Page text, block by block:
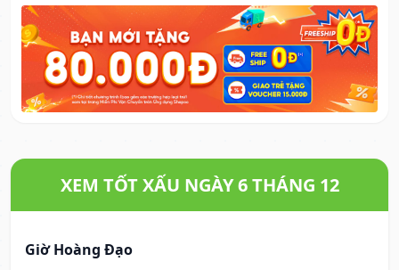
XEM TỐT XẤU NGÀY 6 THÁNG 12
Giờ Hoàng Đạo